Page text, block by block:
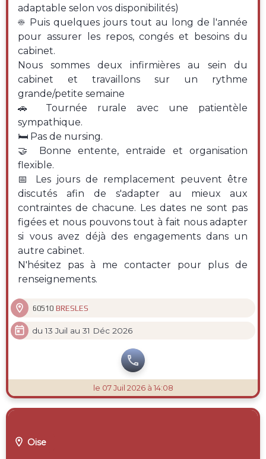
adaptable selon vos disponibilités)
☀️ Puis quelques jours tout au long de l'année
pour assurer les repos, congés et besoins du
cabinet.
Nous sommes deux infirmières au sein du
cabinet et travaillons sur un rythme
grande/petite semaine
🚗 Tournée rurale avec une patientèle
sympathique.
🛏️ Pas de nursing.
🤝 Bonne entente, entraide et organisation
flexible.
📅 Les jours de remplacement peuvent être
discutés afin de s'adapter au mieux aux
contraintes de chacune. Les dates ne sont pas
figées et nous pouvons tout à fait nous adapter
si vous avez déjà des engagements dans un
autre cabinet.
N'hésitez pas à me contacter pour plus de
renseignements.
 60510 BRESLES
 du 13 Juil au 31 Déc 2026

le 07 Juil 2026 à 14:08
 Oise